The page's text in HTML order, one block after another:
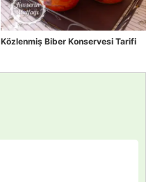
Közlenmiş Biber Konservesi Tarifi